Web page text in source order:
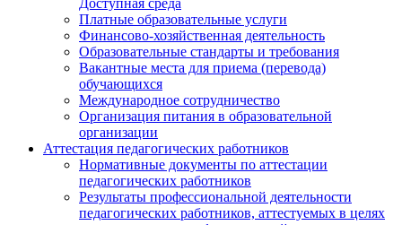
Доступная среда
Платные образовательные услуги
Финансово-хозяйственная деятельность
Образовательные стандарты и требования
Вакантные места для приема (перевода)
обучающихся
Международное сотрудничество
Организация питания в образовательной
организации
Аттестация педагогических работников
Нормативные документы по аттестации
педагогических работников
Результаты профессиональной деятельности
педагогических работников, аттестуемых в целях